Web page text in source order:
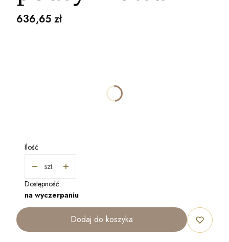
Cena
636,65 zł
Ilość
szt.
Dostępność:
na wyczerpaniu
Dodaj do koszyka